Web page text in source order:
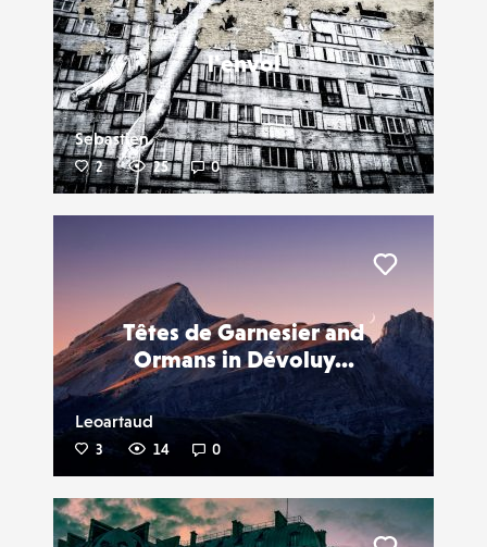
l'envol
Sebastien
2 25 0
Têtes de Garnesier and
Ormans in Dévoluy...
Leoartaud
3 14 0